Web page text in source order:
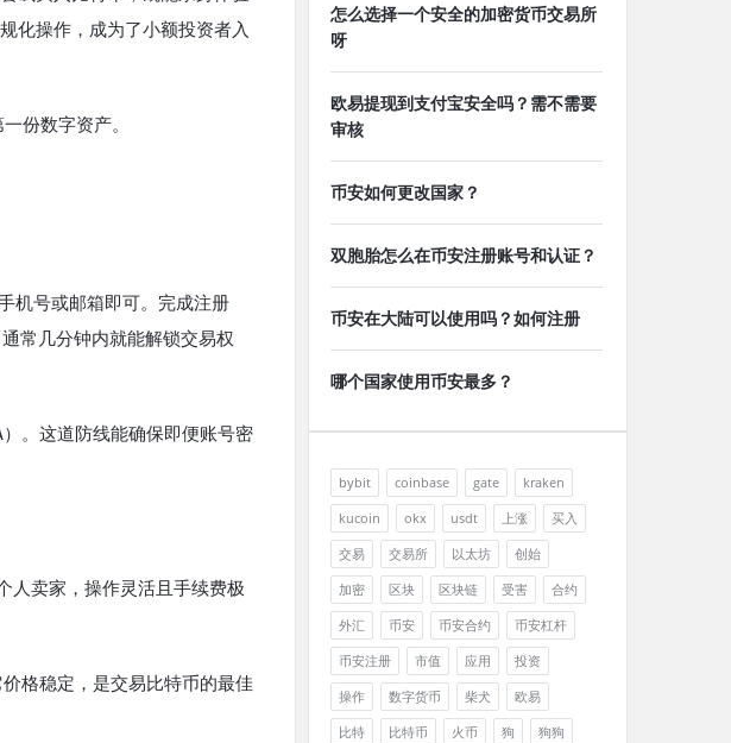
化操作，成为了小额投资者入
份数字资产。
机号或邮箱即可。完成注册
常几分钟内就能解锁交易权
。这道防线能确保即便账号密
人卖家，操作灵活且手续费极
格稳定，是交易比特币的最佳
怎么选择一个安全的加密货币交易所
呀
欧易提现到支付宝安全吗？需不需要
审核
币安如何更改国家？
双胞胎怎么在币安注册账号和认证？
币安在大陆可以使用吗？如何注册
哪个国家使用币安最多？
bybit coinbase gate
kraken
kucoin
okx usdt 上涨
买入
交易
交易所 以太坊
创始
加密
区块 区块链 受害
合约
外汇
币安 币安合约
币安杠杆
币安注册
市值 应用
投资
操作
数字货币 柴犬
欧易
比特
比特币 火币 狗
狗狗